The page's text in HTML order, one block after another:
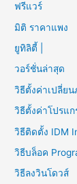
ฟรีแวร์
มิติ ราคาแพง
ยูทิลิตี้ |
วอร์ชั่นล่าสุด
วิธีตั้งค่าเปลี่ย
วิธีตั้งค่าโปรแก
วิธีติดตั้ง IDM
วิธีบล็อค
วิธีลงวินโดวส์